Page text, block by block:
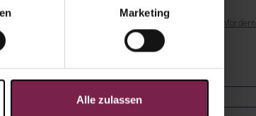
Marketing
Alle zulassen
Muster anfordern
Versandkostenfreie Lieferung nach Deutschland!